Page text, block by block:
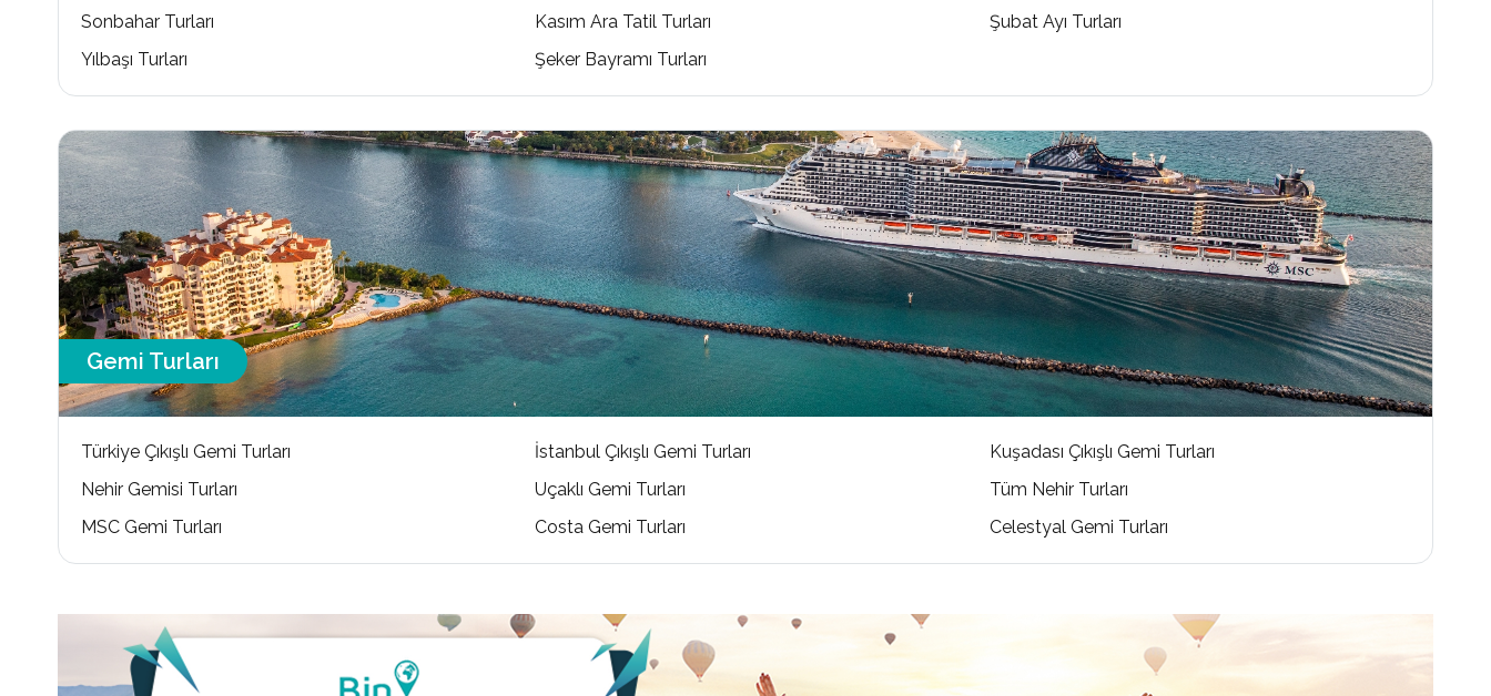
Sonbahar Turları
Kasım Ara Tatil Turları
Şubat Ayı Turları
Yılbaşı Turları
Şeker Bayramı Turları
Gemi Turları
Türkiye Çıkışlı Gemi Turları İstanbul Çıkışlı Gemi Turları
Kuşadası Çıkışlı Gemi Turları
Nehir Gemisi Turları
Uçaklı Gemi Turları
Tüm Nehir Turları
MSC Gemi Turları
Costa Gemi Turları Celestyal Gemi Turları